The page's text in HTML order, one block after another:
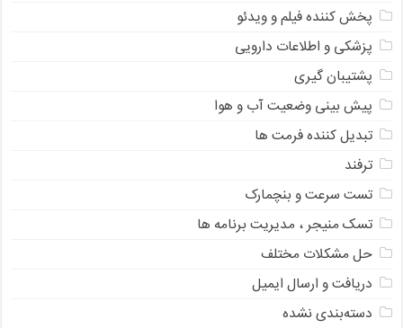
پخش کننده فیلم و ویدئو
پزشکی و اطلاعات دارویی
پشتیبان گیری
پیش بینی وضعیت آب و هوا
تبدیل کننده فرمت ها
ترفند
تست سرعت و بنچمارک
تسک منیجر ، مدیریت برنامه ها
حل مشکلات مختلف
دریافت و ارسال ایمیل
دسته‌بندی نشده